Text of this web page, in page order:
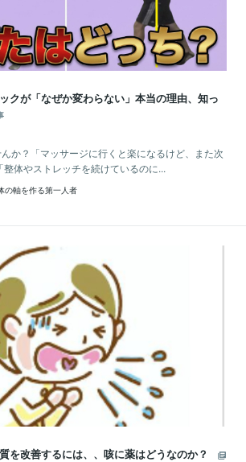
クが「なぜか変わらない」本当の理由、知っ
か？「マッサージに行くと楽になるけど、また次
体やストレッチを続けているのに...
の軸を作る第一人者
改善するには、、咳に薬はどうなのか？